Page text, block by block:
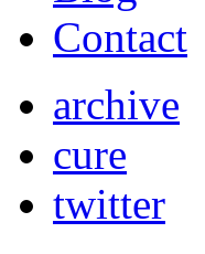
Contact
archive
cure
twitter